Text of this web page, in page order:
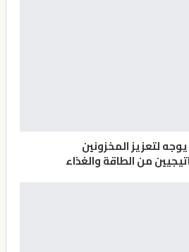
لتعزيز المخزونين
من الطاقة والغذاء